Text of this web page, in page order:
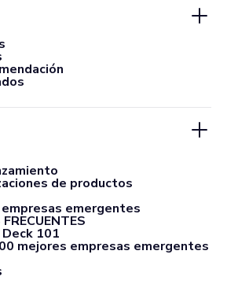
de productos
emergentes
101
mejores empresas emergentes